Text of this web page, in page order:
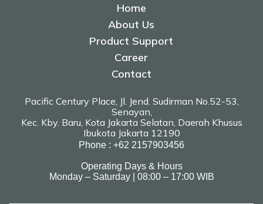
Home
About Us
Product Support
Career
Contact
Pacific Century Place, Jl. Jend. Sudirman No.52-53,
Senayan,
Kec. Kby. Baru, Kota Jakarta Selatan, Daerah Khusus
Ibukota Jakarta 12190
Phone : +62 2157903456
Operating Days & Hours
Monday – Saturday | 08:00 – 17:00 WIB